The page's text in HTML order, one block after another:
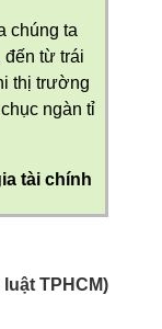
chúng ta
đến từ trái
thị trường
ngàn tỉ
tài chính
TPHCM)